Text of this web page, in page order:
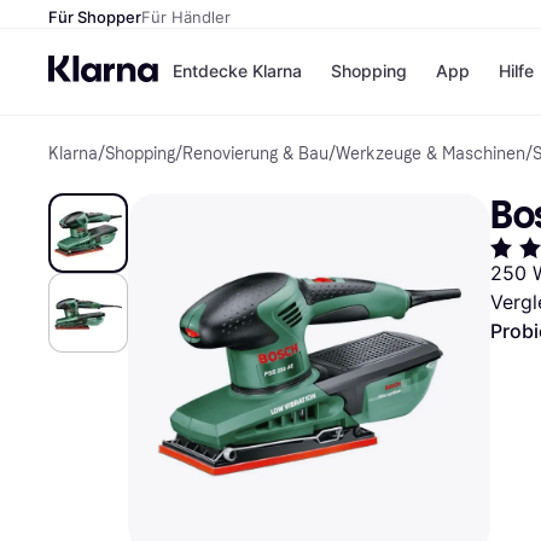
Für ShopperFür Händler
Entdecke Klarna
Zahlungsmethoden
Bezahle in bis zu 30
Tagen
Ratenzahlung
Shopping
Shops
eBay
Temu
SHEIN
App Hilfe
Klarna/Shopping/Renovierung & Bau/Werkzeuge & Maschinen/
250